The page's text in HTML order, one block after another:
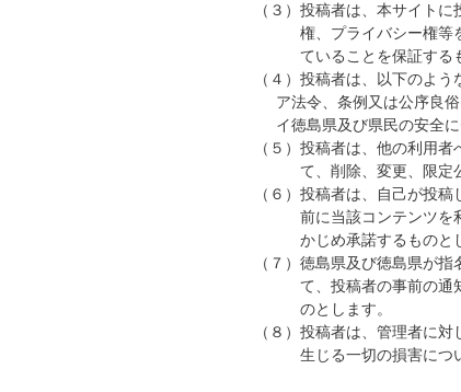
（３） 投稿者は、本サイトに
権、プライバシー権等
ていることを保証する
（４） 投稿者は、以下のよう
ア法令、条例又は公序良
イ徳島県及び県民の安全
（５） 投稿者は、他の利用者
て、削除、変更、限定
（６） 投稿者は、自己が投稿
前に当該コンテンツを
かじめ承諾するものと
（７） 徳島県及び徳島県が指
て、投稿者の事前の通
のとします。
（８） 投稿者は、管理者に対
生じる一切の損害につ